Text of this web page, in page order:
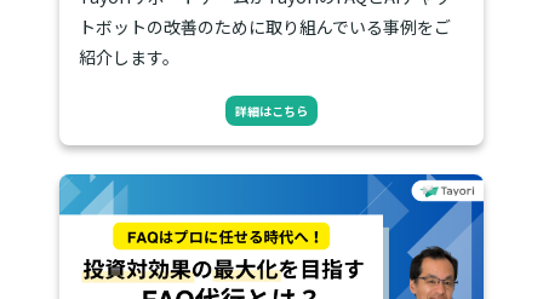
トボットの改善のために取り組んでいる事例をご
紹介します。
詳細はこちら